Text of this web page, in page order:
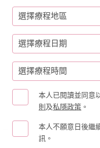
選擇療程地區
選擇療程日期
選擇療程時間
本人已閱讀並同意
則及私隱政策 。
本人不願意日後繼
訊。